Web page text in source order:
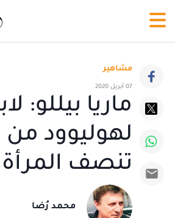
مشاهير
07 أبريل 2020
ماريا بيللو:
لهوليوود من
تنصف المرأة
محمد رُضا